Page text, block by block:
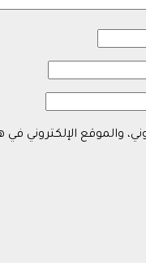
والموقع الإلكتروني